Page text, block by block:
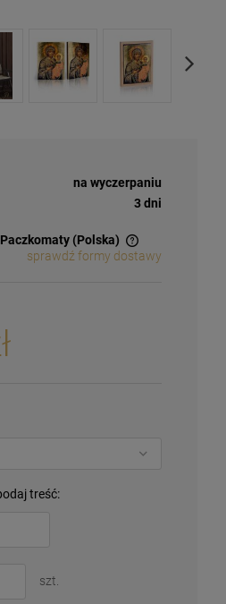
na wyczerpaniu
3 dni
(Polska)
sprawdź formy dostawy
treść:
szt.